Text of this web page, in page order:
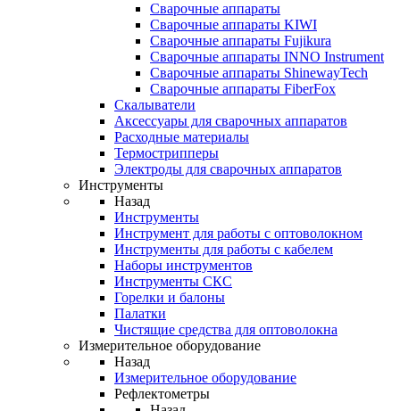
Сварочные аппараты
Сварочные аппараты KIWI
Сварочные аппараты Fujikura
Сварочные аппараты INNO Instrument
Сварочные аппараты ShinewayTech
Cварочные аппараты FiberFox
Скалыватели
Аксессуары для сварочных аппаратов
Расходные материалы
Термострипперы
Электроды для сварочных аппаратов
Инструменты
Назад
Инструменты
Инструмент для работы с оптоволокном
Инструменты для работы с кабелем
Наборы инструментов
Инструменты СКС
Горелки и балоны
Палатки
Чистящие средства для оптоволокна
Измерительное оборудование
Назад
Измерительное оборудование
Рефлектометры